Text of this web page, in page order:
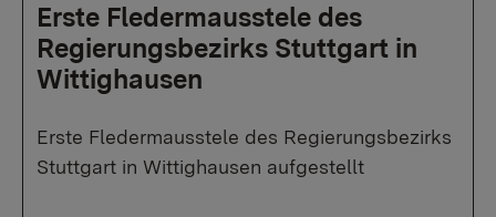
Erste Fledermausstele des
Regierungsbezirks Stuttgart in
Wittighausen
Erste Fledermausstele des Regierungsbezirks
Stuttgart in Wittighausen aufgestellt